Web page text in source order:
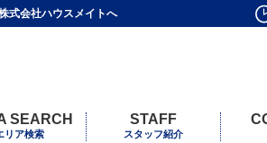
式会社ハウスメイトへ
SEARCH
リア検索
STAFF
スタッフ紹介